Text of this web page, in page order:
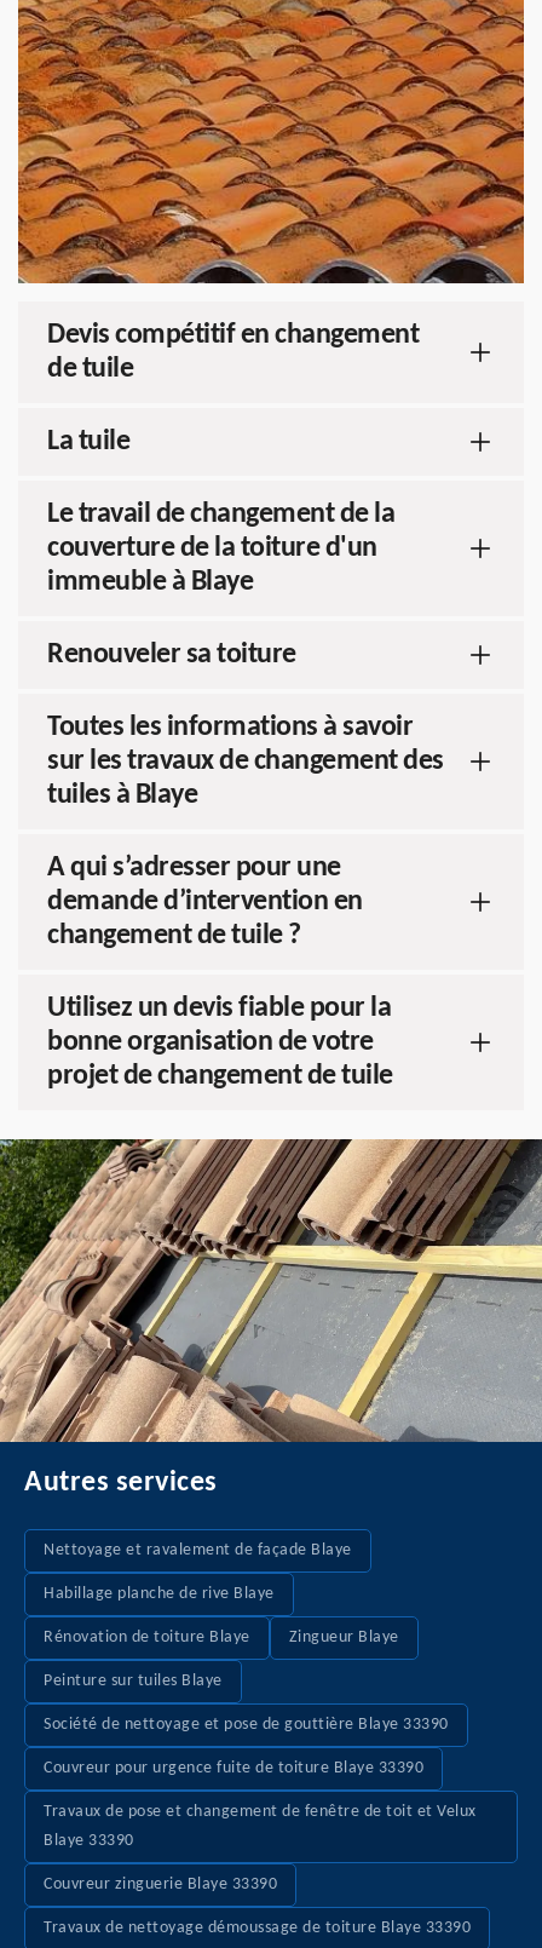
Devis compétitif en changement
de tuile
La tuile
Le travail de changement de la
couverture de la toiture d'un
immeuble à Blaye
Renouveler sa toiture
Toutes les informations à savoir
sur les travaux de changement des
tuiles à Blaye
A qui s’adresser pour une
demande d’intervention en
changement de tuile ?
Utilisez un devis fiable pour la
bonne organisation de votre
projet de changement de tuile
Autres services
Nettoyage et ravalement de façade Blaye
Habillage planche de rive Blaye
Rénovation de toiture Blaye Zingueur Blaye
Peinture sur tuiles Blaye
Société de nettoyage et pose de gouttière Blaye 33390
Couvreur pour urgence fuite de toiture Blaye 33390
Travaux de pose et changement de fenêtre de toit et Velux
Blaye 33390
Couvreur zinguerie Blaye 33390
Travaux de nettoyage démoussage de toiture Blaye 33390